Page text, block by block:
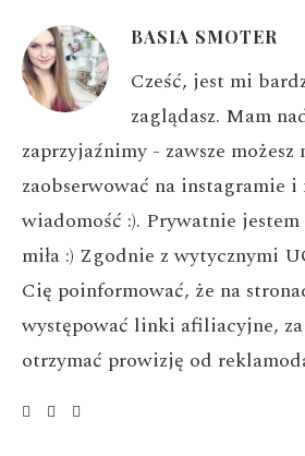
BASIA SMOTER
Cześć, jest mi
zaglądasz. Mam
zaprzyjaźnimy - zawsze możesz
zaobserwować na instagramie i
wiadomość :). Prywatnie
miła :) Zgodnie z wytycznymi
Cię poinformować, że na
występować linki afiliacyjne,
otrzymać prowizję od